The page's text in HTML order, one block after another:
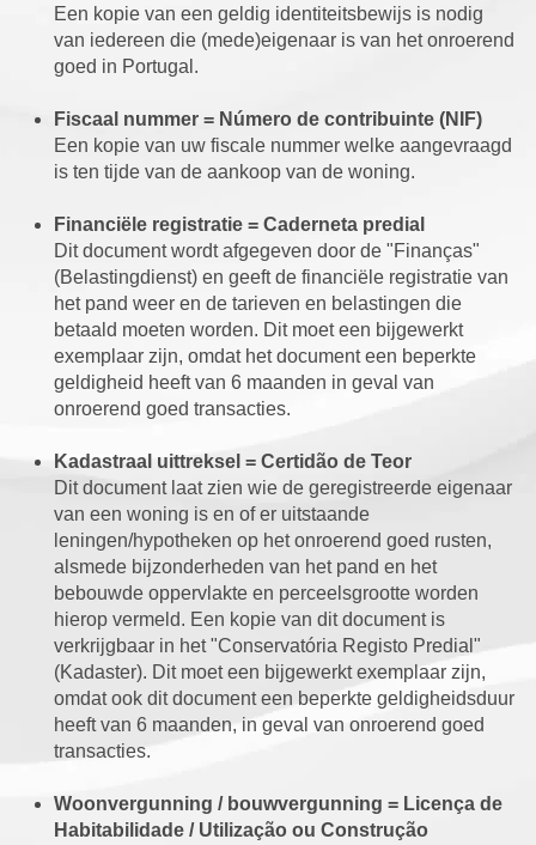
Een kopie van een geldig identiteitsbewijs is nodig
van iedereen die (mede)eigenaar is van het onroerend
goed in Portugal.
Fiscaal nummer = Número de contribuinte (NIF)
Een kopie van uw fiscale nummer welke aangevraagd
is ten tijde van de aankoop van de woning.
Financiële registratie = Caderneta predial
Dit document wordt afgegeven door de "Finanças"
(Belastingdienst) en geeft de financiële registratie van
het pand weer en de tarieven en belastingen die
betaald moeten worden. Dit moet een bijgewerkt
exemplaar zijn, omdat het document een beperkte
geldigheid heeft van 6 maanden in geval van
onroerend goed transacties.
Kadastraal uittreksel = Certidão de Teor
Dit document laat zien wie de geregistreerde eigenaar
van een woning is en of er uitstaande
leningen/hypotheken op het onroerend goed rusten,
alsmede bijzonderheden van het pand en het
bebouwde oppervlakte en perceelsgrootte worden
hierop vermeld. Een kopie van dit document is
verkrijgbaar in het "Conservatória Registo Predial"
(Kadaster). Dit moet een bijgewerkt exemplaar zijn,
omdat ook dit document een beperkte geldigheidsduur
heeft van 6 maanden, in geval van onroerend goed
transacties.
Woonvergunning / bouwvergunning = Licença de
Habitabilidade / Utilização ou Construção